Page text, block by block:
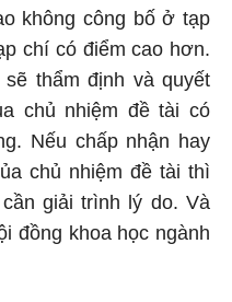
không công bố ở tạp
chí có điểm cao hơn.
sẽ thẩm định và quyết
chủ nhiệm đề tài có
Nếu chấp nhận hay
chủ nhiệm đề tài thì
giải trình lý do. Và
đồng khoa học ngành